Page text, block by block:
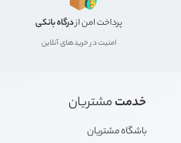
پرداخت امن ازدرگاه بانکی
امنیت در خریدهای آنلاین
خدمتمشتریان
باشگاه مشتریان